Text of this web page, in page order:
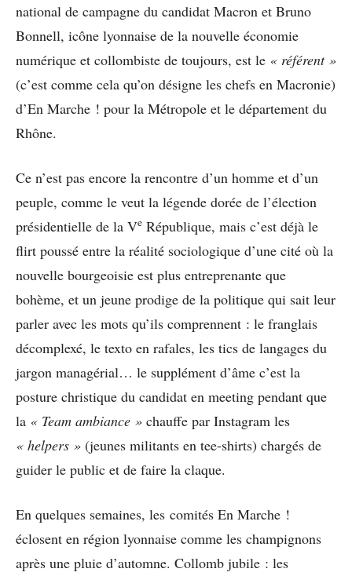
national de campagne du candidat Macron et Bruno
Bonnell, icône lyonnaise de la nouvelle économie
numérique et collombiste de toujours, est le « référent »
(c’est comme cela qu’on désigne les chefs en Macronie)
d’En Marche ! pour la Métropole et le département du
Rhône.
Ce n’est pas encore la rencontre d’un homme et d’un
peuple, comme le veut la légende dorée de l’élection
présidentielle de la Ve République, mais c’est déjà le
flirt poussé entre la réalité sociologique d’une cité où la
nouvelle bourgeoisie est plus entreprenante que
bohème, et un jeune prodige de la politique qui sait leur
parler avec les mots qu’ils comprennent : le franglais
décomplexé, le texto en rafales, les tics de langages du
jargon managérial… le supplément d’âme c’est la
posture christique du candidat en meeting pendant que
la « Team ambiance » chauffe par Instagram les
« helpers » (jeunes militants en tee-shirts) chargés de
guider le public et de faire la claque.
En quelques semaines, les comités En Marche !
éclosent en région lyonnaise comme les champignons
après une pluie d’automne. Collomb jubile : les